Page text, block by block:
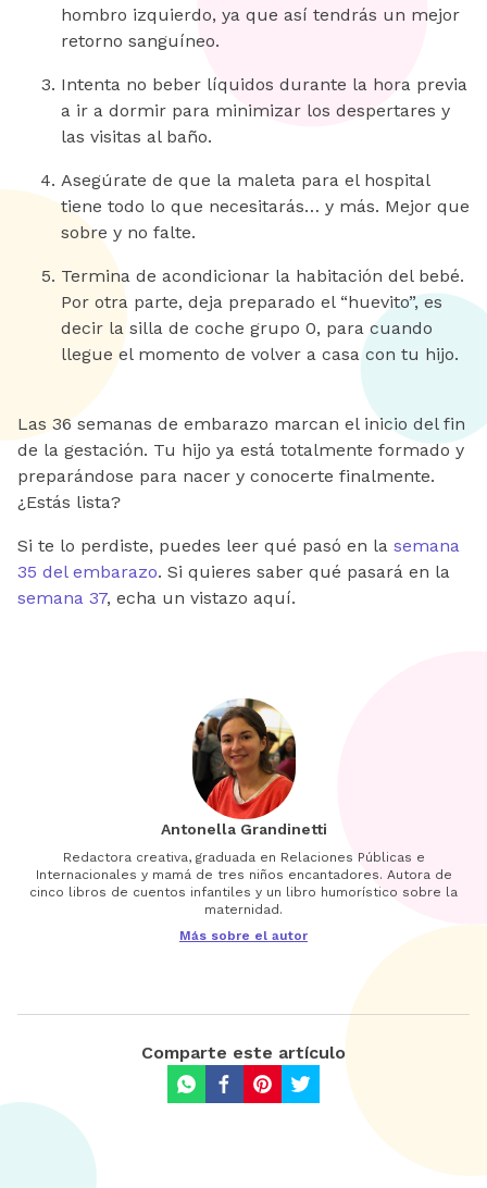
hombro izquierdo, ya que así tendrás un mejor
retorno sanguíneo.
Intenta no beber líquidos durante la hora previa
a ir a dormir para minimizar los despertares y
las visitas al baño.
Asegúrate de que la maleta para el hospital
tiene todo lo que necesitarás… y más. Mejor que
sobre y no falte.
Termina de acondicionar la habitación del bebé.
Por otra parte, deja preparado el “huevito”, es
decir la silla de coche grupo 0, para cuando
llegue el momento de volver a casa con tu hijo.
Las 36 semanas de embarazo marcan el inicio del fin
de la gestación. Tu hijo ya está totalmente formado y
preparándose para nacer y conocerte finalmente.
¿Estás lista?
Si te lo perdiste, puedes leer qué pasó en la semana
35 del embarazo. Si quieres saber qué pasará en la
semana 37, echa un vistazo aquí.
Antonella Grandinetti
Redactora creativa, graduada en Relaciones Públicas e
Internacionales y mamá de tres niños encantadores. Autora de
cinco libros de cuentos infantiles y un libro humorístico sobre la
maternidad.
Más sobre el autor
Comparte este artículo